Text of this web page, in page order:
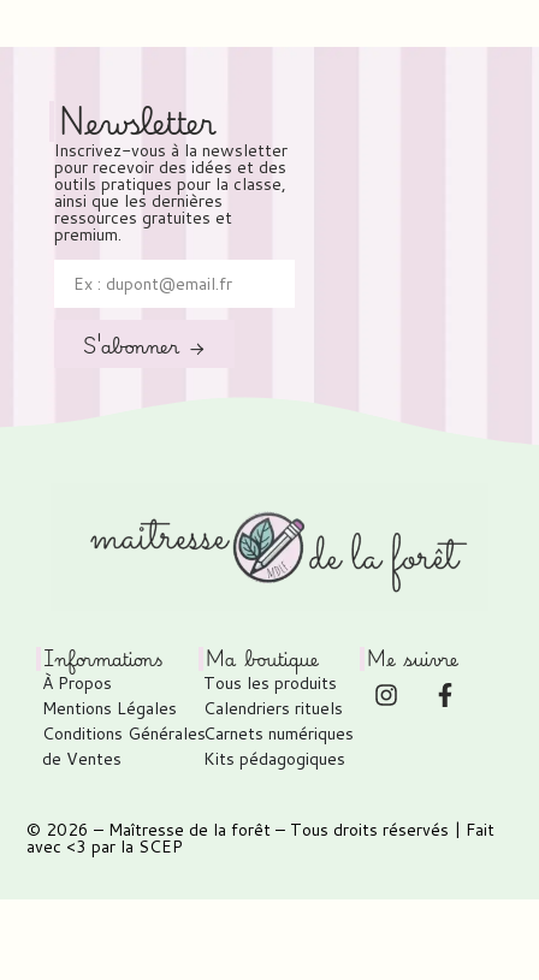
Newsletter
Inscrivez-vous à la newsletter
pour recevoir des idées et des
outils pratiques pour la classe,
ainsi que les dernières
ressources gratuites et
premium.
S'abonner →
Informations
À Propos
Mentions Légales
Conditions Générales
de Ventes
Ma boutique
Tous les produits
Calendriers rituels
Carnets numériques
Kits pédagogiques
Me suivre
© 2026 – Maîtresse de la forêt – Tous droits réservés | Fait
avec <3 par la SCEP